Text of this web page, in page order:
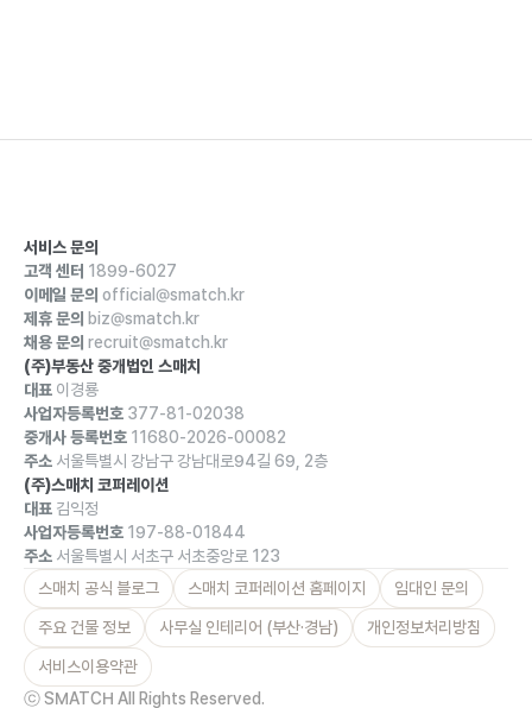
서비스 문의
고객 센터 1899-6027
이메일 문의 official@smatch.kr
제휴 문의 biz@smatch.kr
채용 문의 recruit@smatch.kr
(주)부동산 중개법인 스매치
대표 이경룡
사업자등록번호 377-81-02038
중개사 등록번호 11680-2026-00082
주소 서울특별시 강남구 강남대로94길 69, 2층
(주)스매치 코퍼레이션
대표 김익정
사업자등록번호 197-88-01844
주소 서울특별시 서초구 서초중앙로 123
스매치 공식 블로그
스매치 코퍼레이션 홈페이지 임대인 문의
주요 건물 정보 사무실 인테리어 (부산·경남) 개인정보처리방침
서비스이용약관
ⓒ SMATCH All Rights Reserved.